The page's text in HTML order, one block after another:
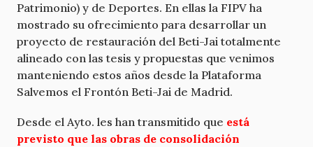
Patrimonio) y de Deportes. En ellas la FIPV ha
mostrado su ofrecimiento para desarrollar un
proyecto de restauración del Beti-Jai totalmente
alineado con las tesis y propuestas que venimos
manteniendo estos años desde la Plataforma
Salvemos el Frontón Beti-Jai de Madrid.
Desde el Ayto. les han transmitido que está
previsto que las obras de consolidación